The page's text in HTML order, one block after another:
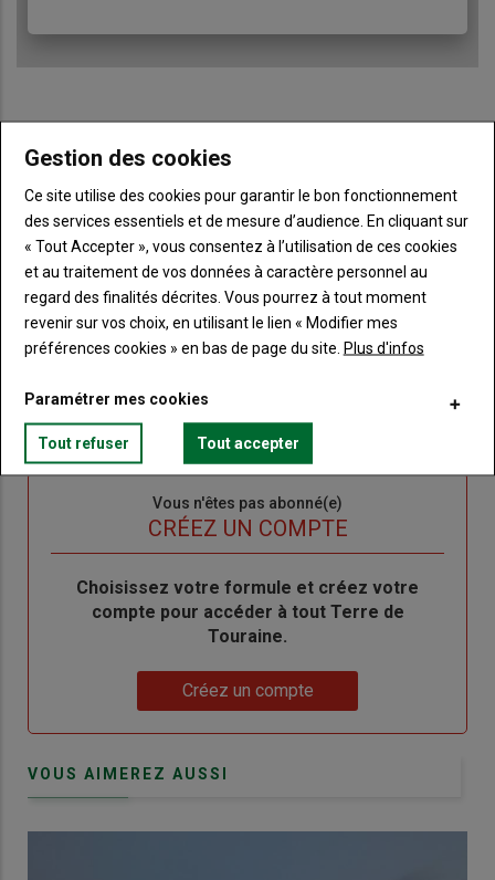
Sous-
titre
Vous êtes abonné(e)
Body
Connectez-vous à votre compte pour profiter
de votre abonnement
Lien
"Créer
un
compte"
Créer un nouveau compte
Lien
"Réinitialiser
mot
de
Réinitialiser votre mot de passe
"Je
me
connecte"
Vous n'êtes pas abonné(e)
CRÉEZ UN COMPTE
BodyChoisissez votre formule et créez votre
compte pour accéder à tout Terre de
Touraine.
Créez un compte
VOUS AIMEREZ AUSSI
Gestion des cookies
Ce site utilise des cookies pour garantir le bon fonctionnement
des services essentiels et de mesure d’audience. En cliquant sur
« Tout Accepter », vous consentez à l’utilisation de ces cookies
et au traitement de vos données à caractère personnel au
regard des finalités décrites. Vous pourrez à tout moment
revenir sur vos choix, en utilisant le lien « Modifier mes
préférences cookies » en bas de page du site. Plus d'infos
Paramétrer mes cookies
Tout refuser Tout accepter